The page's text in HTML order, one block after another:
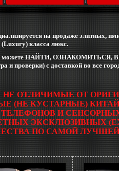
на продаже элитных,
(Luxury) класса люкс.
НАЙТИ, ОЗНАКОМИТЬСЯ,
и проверки) с доставкой во все
НЕ ОТЛИЧИМЫЕ ОТ
(НЕ КУСТАРНЫЕ)
И СЕНСОРНЫХ
ЭКСКЛЮЗИВНЫХ
ПО САМОЙ